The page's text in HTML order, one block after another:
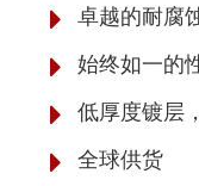
卓越的耐腐
始终如一的
低厚度镀层
全球供货